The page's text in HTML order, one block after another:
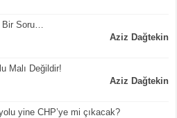
Bir Soru…
Aziz Dağtekin
Malı Değildir!
Aziz Dağtekin
yine CHP’ye mi çıkacak?